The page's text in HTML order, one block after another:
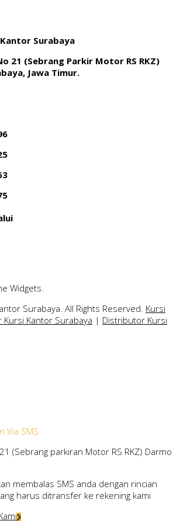
Surabaya
21 (Sebrang Parkir Motor RS RKZ)
Jawa Timur.
Widgets.
Surabaya. All Rights Reserved. Kursi
Kantor Surabaya | Distributor Kursi
Via SMS
21 (Sebrang parkiran Motor RS RKZ) Darmo
membalas SMS anda dengan rincian
harus ditransfer ke rekening kami